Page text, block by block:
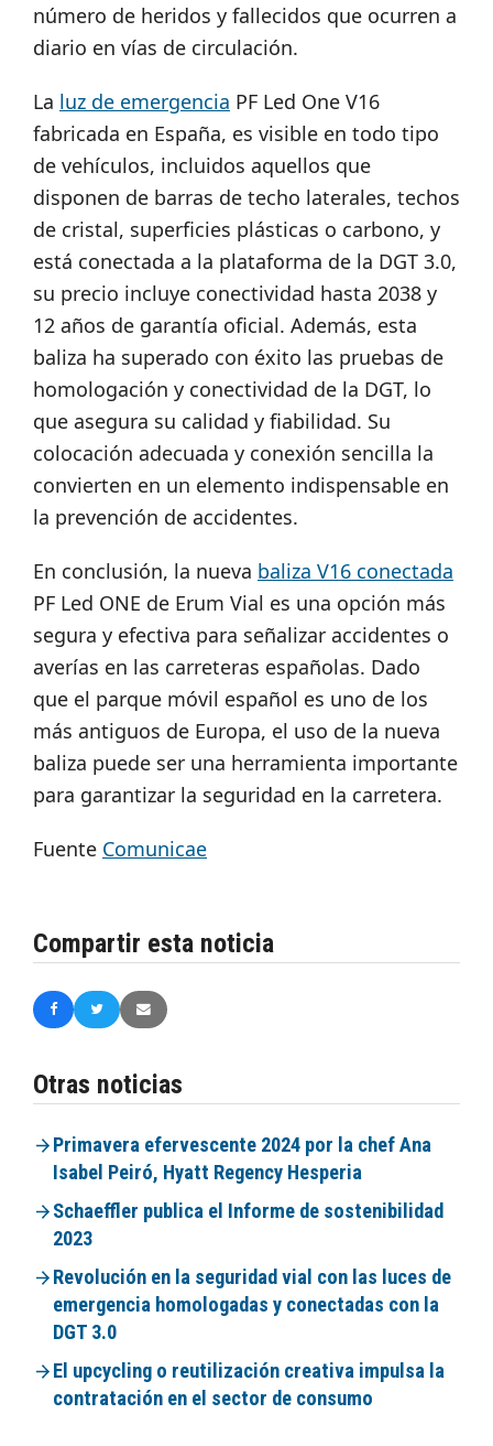
número de heridos y fallecidos que ocurren a
diario en vías de circulación.
La luz de emergencia PF Led One V16
fabricada en España, es visible en todo tipo
de vehículos, incluidos aquellos que
disponen de barras de techo laterales, techos
de cristal, superficies plásticas o carbono, y
está conectada a la plataforma de la DGT 3.0,
su precio incluye conectividad hasta 2038 y
12 años de garantía oficial. Además, esta
baliza ha superado con éxito las pruebas de
homologación y conectividad de la DGT, lo
que asegura su calidad y fiabilidad. Su
colocación adecuada y conexión sencilla la
convierten en un elemento indispensable en
la prevención de accidentes.
En conclusión, la nueva baliza V16 conectada
PF Led ONE de Erum Vial es una opción más
segura y efectiva para señalizar accidentes o
averías en las carreteras españolas. Dado
que el parque móvil español es uno de los
más antiguos de Europa, el uso de la nueva
baliza puede ser una herramienta importante
para garantizar la seguridad en la carretera.
Fuente Comunicae
Compartir esta noticia
Otras noticias
Primavera efervescente 2024 por la chef Ana
Isabel Peiró, Hyatt Regency Hesperia
Schaeffler publica el Informe de sostenibilidad
2023
Revolución en la seguridad vial con las luces de
emergencia homologadas y conectadas con la
DGT 3.0
El upcycling o reutilización creativa impulsa la
contratación en el sector de consumo